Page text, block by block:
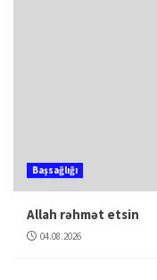
Başsağlığı
Allah rəhmət etsin
04.08.2026